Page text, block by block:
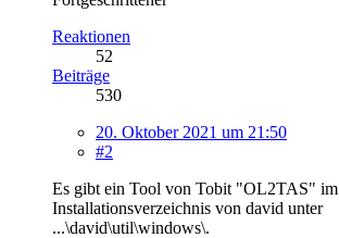
Reaktionen
52
Beiträge
530
20. Oktober 2021 um 21:50
#2
Es gibt ein Tool von Tobit "OL2TAS" im
Installationsverzeichnis von david unter
...\david\util\windows\.